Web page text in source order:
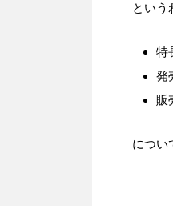
という
特
発
販
につい